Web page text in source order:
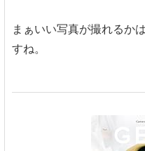
まぁいい写真が撮れるか
すね。